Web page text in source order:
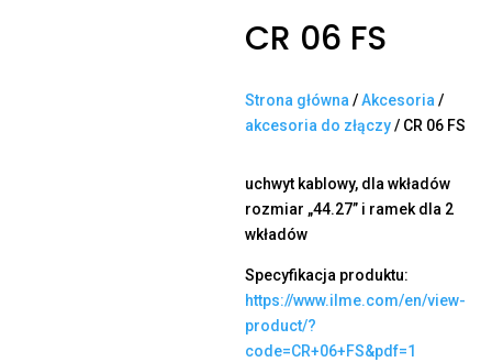
CR 06 FS
Strona główna /Akcesoria /
akcesoria do złączy/ CR 06 FS
uchwyt kablowy, dla wkładów
rozmiar „44.27” i ramek dla 2
wkładów
Specyfikacja produktu:
https://www.ilme.com/en/view-
product/?
code=CR+06+FS&pdf=1